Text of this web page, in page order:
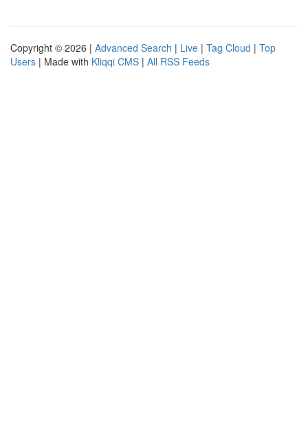
Copyright © 2026 | Advanced Search | Live | Tag Cloud | Top
Users | Made with Kliqqi CMS | All RSS Feeds